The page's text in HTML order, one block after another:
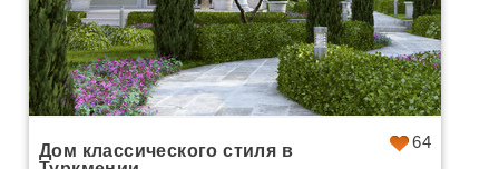
64
Дом классического стиля в